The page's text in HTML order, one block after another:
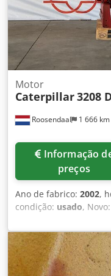
Roosendaal 1 666 km
Motor
Caterpillar3208
preços
Ano de fabrico: 2002,
condição: usado,
Potência: 201 kW (273
dedutível